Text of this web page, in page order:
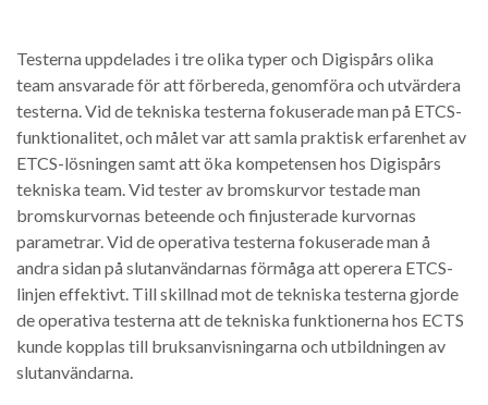
Testerna uppdelades i tre olika typer och Digispårs olika
team ansvarade för att förbereda, genomföra och utvärdera
testerna. Vid de tekniska testerna fokuserade man på ETCS-
funktionalitet, och målet var att samla praktisk erfarenhet av
ETCS-lösningen samt att öka kompetensen hos Digispårs
tekniska team. Vid tester av bromskurvor testade man
bromskurvornas beteende och finjusterade kurvornas
parametrar. Vid de operativa testerna fokuserade man å
andra sidan på slutanvändarnas förmåga att operera ETCS-
linjen effektivt. Till skillnad mot de tekniska testerna gjorde
de operativa testerna att de tekniska funktionerna hos ECTS
kunde kopplas till bruksanvisningarna och utbildningen av
slutanvändarna.